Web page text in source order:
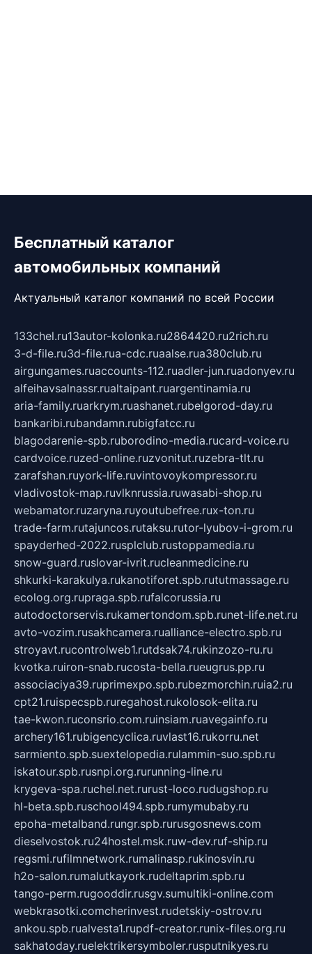
Бесплатный каталог
автомобильных компаний
Актуальный каталог компаний по всей России
133chel.ru13autor-kolonka.ru2864420.ru2rich.ru
3-d-file.ru3d-file.rua-cdc.ruaalse.rua380club.ru
airgungames.ruaccounts-112.ruadler-jun.ruadonyev.ru
alfeihavsalnassr.rualtaipant.ruargentinamia.ru
aria-family.ruarkrym.ruashanet.rubelgorod-day.ru
bankaribi.rubandamn.rubigfatcc.ru
blagodarenie-spb.ruborodino-media.rucard-voice.ru
cardvoice.ruzed-online.ruzvonitut.ruzebra-tlt.ru
zarafshan.ruyork-life.ruvintovoykompressor.ru
vladivostok-map.ruvlknrussia.ruwasabi-shop.ru
webamator.ruzaryna.ruyoutubefree.rux-ton.ru
trade-farm.rutajuncos.rutaksu.rutor-lyubov-i-grom.ru
spayderhed-2022.rusplclub.rustoppamedia.ru
snow-guard.ruslovar-ivrit.rucleanmedicine.ru
shkurki-karakulya.rukanotiforet.spb.rututmassage.ru
ecolog.org.rupraga.spb.rufalcorussia.ru
autodoctorservis.rukamertondom.spb.runet-life.net.ru
avto-vozim.rusakhcamera.rualliance-electro.spb.ru
stroyavt.rucontrolweb1.rutdsak74.rukinzozo-ru.ru
kvotka.ruiron-snab.rucosta-bella.rueugrus.pp.ru
associaciya39.ruprimexpo.spb.rubezmorchin.ruia2.ru
cpt21.ruispecspb.ruregahost.rukolosok-elita.ru
tae-kwon.ruconsrio.com.ruinsiam.ruavegainfo.ru
archery161.rubigencyclica.ruvlast16.rukorru.net
sarmiento.spb.suextelopedia.rulammin-suo.spb.ru
iskatour.spb.rusnpi.org.rurunning-line.ru
krygeva-spa.ruchel.net.rurust-loco.rudugshop.ru
hl-beta.spb.ruschool494.spb.rumymubaby.ru
epoha-metalband.rungr.spb.rurusgosnews.com
dieselvostok.ru24hostel.msk.ruw-dev.ruf-ship.ru
regsmi.rufilmnetwork.rumalinasp.rukinosvin.ru
h2o-salon.rumalutkayork.rudeltaprim.spb.ru
tango-perm.rugooddir.rusgv.sumultiki-online.com
webkrasotki.comcherinvest.rudetskiy-ostrov.ru
ankou.spb.rualvesta1.rupdf-creator.runix-files.org.ru
sakhatoday.ruelektrikersymboler.rusputnikyes.ru